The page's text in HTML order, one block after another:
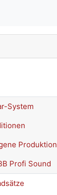
System
Produktion
Profi Sound